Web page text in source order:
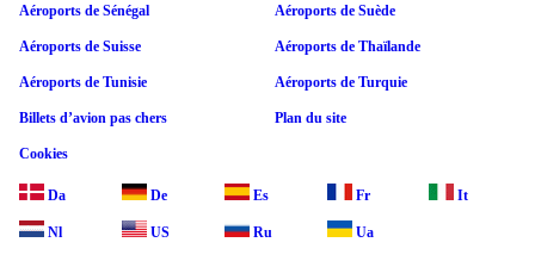
Aéroports de Sénégal Aéroports de Suède
Aéroports de Suisse Aéroports de Thaïlande
Aéroports de Tunisie Aéroports de Turquie
Billets d’avion pas chers Plan du site
Cookies
Da De Es Fr It
Nl US Ru Ua